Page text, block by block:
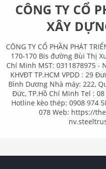
CÔNG TY CỔ
XÂY
CÔNG TY CỔ PHẦN PHÁT
170-170 Bis đường Bùi Thị
Chí Minh MST: 0311878975 -
KHVĐT TP.HCM VPDD : 29
Bình Dương Nhà máy: 222,
Đức, TP.Hồ Chí Minh Tel :
Hotline kèo thép: 0908 974
078 Web: https://